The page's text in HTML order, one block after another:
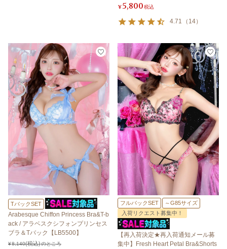
¥5,800税込
4.71 （ 14）
TバックSET
Arabesque Chiffon Princess Bra&T-b
ack / アラベスクシフォンプリンセス
ブラ＆Tバック【LB5500】
¥8,140 のところ
フルバックSET
～G85サイズ
入荷リクエスト募集中！
【再入荷決定★再入荷通知メール募
集中】Fresh Heart Petal Bra&Shorts